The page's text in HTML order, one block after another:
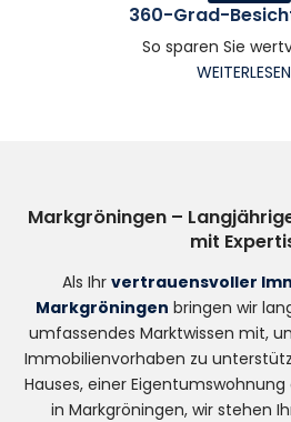
360-Grad-
So sparen Sie
Markgröningen –
mit
Als Ihr vertrauensvoller
Markgröningen bringen wir
umfassendes Marktwissen mit,
Immobilienvorhaben zu
Hauses, einer
in Markgröningen, wir stehen